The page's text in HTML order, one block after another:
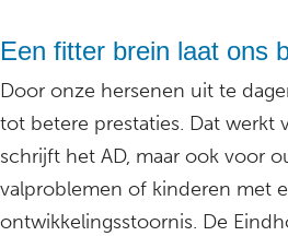
Een fitter brein laat ons
Door onze hersenen uit te
tot betere prestaties. Dat werkt
schrijft het AD, maar ook voor
valproblemen of kinderen met
ontwikkelingsstoornis. De